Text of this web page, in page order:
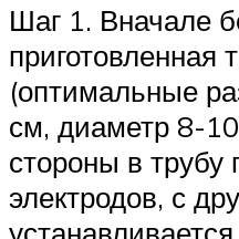
Шаг 1. Вначале
приготовленная
(оптимальные
см, диаметр 8-
стороны в
электродов, с